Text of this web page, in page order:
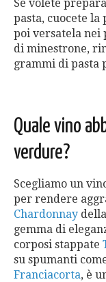
Se volete
pasta, cuocete la
poi versatela nei
di minestrone,
grammi di pasta
Quale vino
verdure?
Scegliamo un
per rendere
Chardonnay
gemma di
corposi stappate
su spumanti
Franciacorta, è